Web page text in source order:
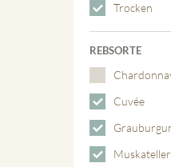
Trocken
REBSORTE
Cuvée
Muskateller